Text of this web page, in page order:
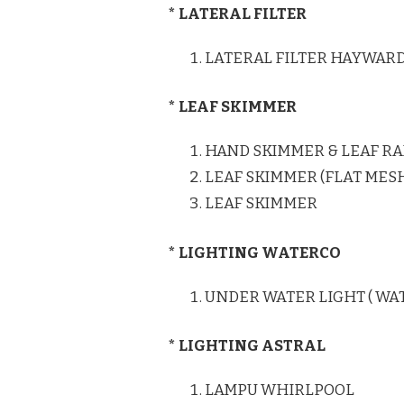
* LATERAL FILTER
LATERAL FILTER
* LEAF SKIMMER
HAND SKIMMER & LEAF
LEAF SKIMMER (FLAT
LEAF SKIMMER
* LIGHTING WATERCO
UNDER WATER LIGHT (
* LIGHTING ASTRAL
LAMPU WHIRLPOOL